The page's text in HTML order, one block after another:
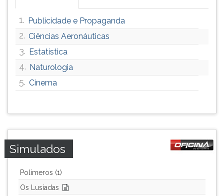
1. Publicidade e Propaganda
2. Ciências Aeronáuticas
3. Estatística
4. Naturologia
5. Cinema
Simulados
Polímeros (1)
Os Lusíadas